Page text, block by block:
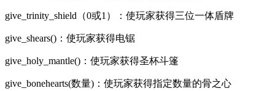
give_trinity_shield（0或1）：使玩家获得三位一体盾牌
give_shears()：使玩家获得电锯
give_holy_mantle()：使玩家获得圣杯斗篷
give_bonehearts(数量)：使玩家获得指定数量的骨之心